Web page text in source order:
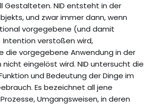
Gestalteten. NID entsteht in der
und zwar immer dann, wenn
vorgegebene (und damit
verstoßen wird,
die vorgegebene Anwendung in der
eingelöst wird. NID untersucht die
und Bedeutung der Dinge im
Es bezeichnet all jene
Umgangsweisen, in deren